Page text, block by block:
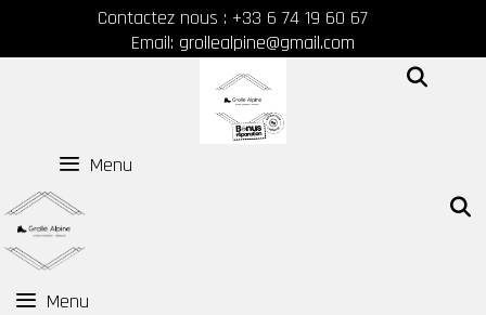
Contactez nous : +33 6 74 19 60 67
Email: grollealpine@gmail.com
Menu
Menu